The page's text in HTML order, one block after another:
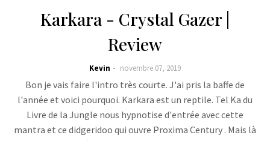
Karkara - Crystal Gazer |
Review
Kevin novembre 07, 2019
Bon je vais faire l'intro très courte. J'ai pris la baffe de
l'année et voici pourquoi. Karkara est un reptile. Tel Ka du
Livre de la Jungle nous hypnotise d'entrée avec cette
mantra et ce didgeridoo qui ouvre Proxima Century . Mais là